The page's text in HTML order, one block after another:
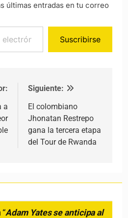
últimas entradas en tu correo
Suscribirse
entradas
a
Siguiente:
El colombiano
Jhonatan Restrepo
gana la tercera etapa
del Tour de Rwanda
Adam Yates se anticipa al